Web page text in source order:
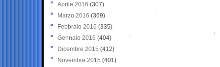
Aprile 2016 (307)
Marzo 2016 (369)
Febbraio 2016 (335)
Gennaio 2016 (404)
Dicembre 2015 (412)
Novembre 2015 (401)